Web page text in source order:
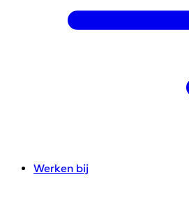
Werken bij